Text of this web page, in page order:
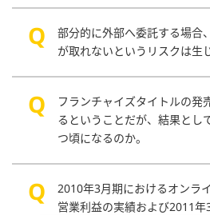
部分的に外部へ委託する場合
が取れないというリスクは生
フランチャイズタイトルの発
るということだが、結果とし
つ頃になるのか。
2010年3月期におけるオンラ
営業利益の実績および2011年